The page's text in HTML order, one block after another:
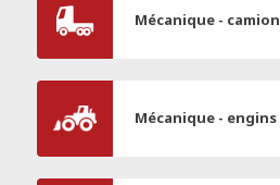
Mécanique - camion
Mécanique - engins